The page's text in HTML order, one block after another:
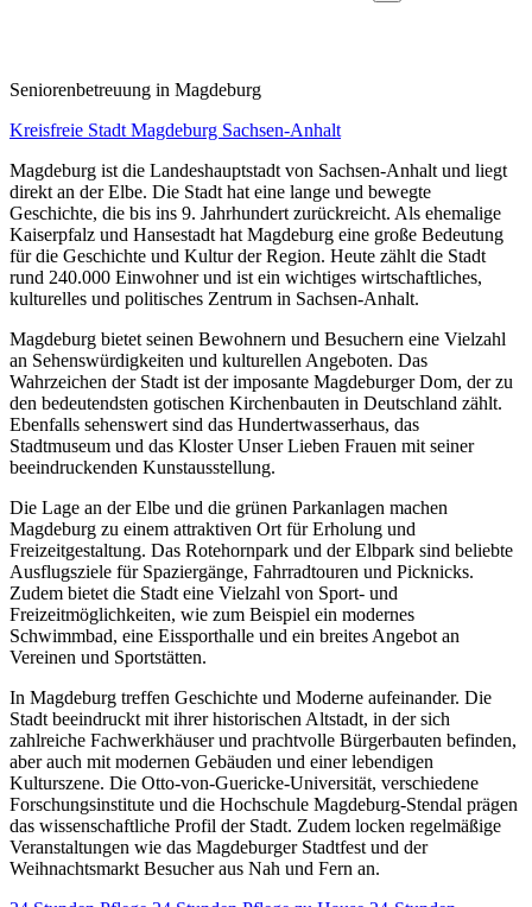
Senioren­betreuung in Magdeburg
Kreisfreie Stadt Magdeburg Sachsen-Anhalt
Magdeburg ist die Landeshauptstadt von Sachsen-Anhalt und liegt
direkt an der Elbe. Die Stadt hat eine lange und bewegte
Geschichte, die bis ins 9. Jahrhundert zurückreicht. Als ehemalige
Kaiserpfalz und Hansestadt hat Magdeburg eine große Bedeutung
für die Geschichte und Kultur der Region. Heute zählt die Stadt
rund 240.000 Einwohner und ist ein wichtiges wirtschaftliches,
kulturelles und politisches Zentrum in Sachsen-Anhalt.
Magdeburg bietet seinen Bewohnern und Besuchern eine Vielzahl
an Sehenswürdigkeiten und kulturellen Angeboten. Das
Wahrzeichen der Stadt ist der imposante Magdeburger Dom, der zu
den bedeutendsten gotischen Kirchenbauten in Deutschland zählt.
Ebenfalls sehenswert sind das Hundertwasserhaus, das
Stadtmuseum und das Kloster Unser Lieben Frauen mit seiner
beeindruckenden Kunstausstellung.
Die Lage an der Elbe und die grünen Parkanlagen machen
Magdeburg zu einem attraktiven Ort für Erholung und
Freizeitgestaltung. Das Rotehornpark und der Elbpark sind beliebte
Ausflugsziele für Spaziergänge, Fahrradtouren und Picknicks.
Zudem bietet die Stadt eine Vielzahl von Sport- und
Freizeitmöglichkeiten, wie zum Beispiel ein modernes
Schwimmbad, eine Eissporthalle und ein breites Angebot an
Vereinen und Sportstätten.
In Magdeburg treffen Geschichte und Moderne aufeinander. Die
Stadt beeindruckt mit ihrer historischen Altstadt, in der sich
zahlreiche Fachwerkhäuser und prachtvolle Bürgerbauten befinden,
aber auch mit modernen Gebäuden und einer lebendigen
Kulturszene. Die Otto-von-Guericke-Universität, verschiedene
Forschungsinstitute und die Hochschule Magdeburg-Stendal prägen
das wissenschaftliche Profil der Stadt. Zudem locken regelmäßige
Veranstaltungen wie das Magdeburger Stadtfest und der
Weihnachtsmarkt Besucher aus Nah und Fern an.